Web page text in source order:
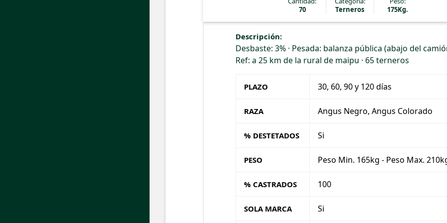
70
Terneros
175Kg.
Descripción:
Desbaste: 3% · Pesada: balanza pública (abajo del
Ref: a 25 km de la rural de maipu · 65 terneros
PLAZO 30, 60, 90 y 120 días
RAZA Angus Negro, Angus Colorado
% DESTETADOS Si
PESO Peso Min. 165kg - Peso Max.
% CASTRADOS 100
SOLA MARCA Si